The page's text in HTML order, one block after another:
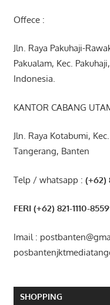
Offece :
Jln. Raya Pakuhaji-
Pakualam, Kec.
Indonesia.
KANTOR CABANG
Jln. Raya Kotabumi,
Tangerang, Banten
Telp / whatsapp : (+62)
FERI (+62) 821-1110-8559
Imail :
SHOPPING